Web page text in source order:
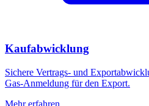
Kaufabwicklung
Sichere Vertrags- und
Gas-Anmeldung für den Export.
Mehr erfahren